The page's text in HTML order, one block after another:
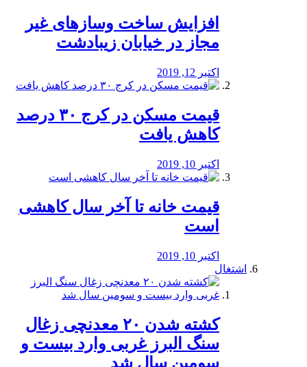
افزایش ساخت وسازهای غیر
مجاز در خیابان زیبادشت
اکتبر 12, 2019
️قیمت مسکن در کرج ۳۰ درصد
کاهش یافت
اکتبر 10, 2019
قیمت خانه تا آخر سال کاهشی
است
اکتبر 10, 2019
اشتغال
کشته شدن ۲۰ معدنچی زغال
سنگ البرز غربی وارد بیست و
سومین سال شد